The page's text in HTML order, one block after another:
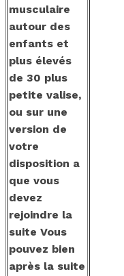
musculaire
autour des
enfants et
plus élevés
de 30 plus
petite valise,
ou sur une
version de
votre
disposition a
que vous
devez
rejoindre la
suite Vous
pouvez bien
après la suite